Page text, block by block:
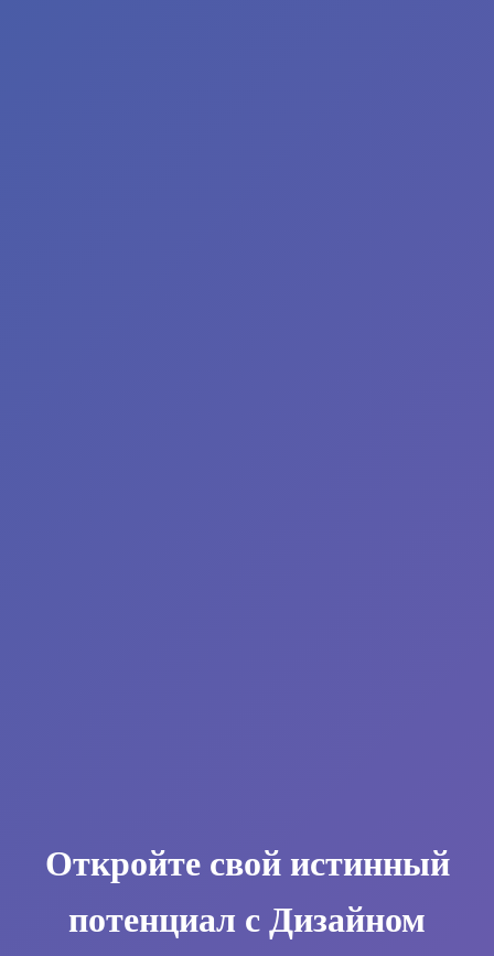
Откройте свой истинный
потенциал с Дизайном